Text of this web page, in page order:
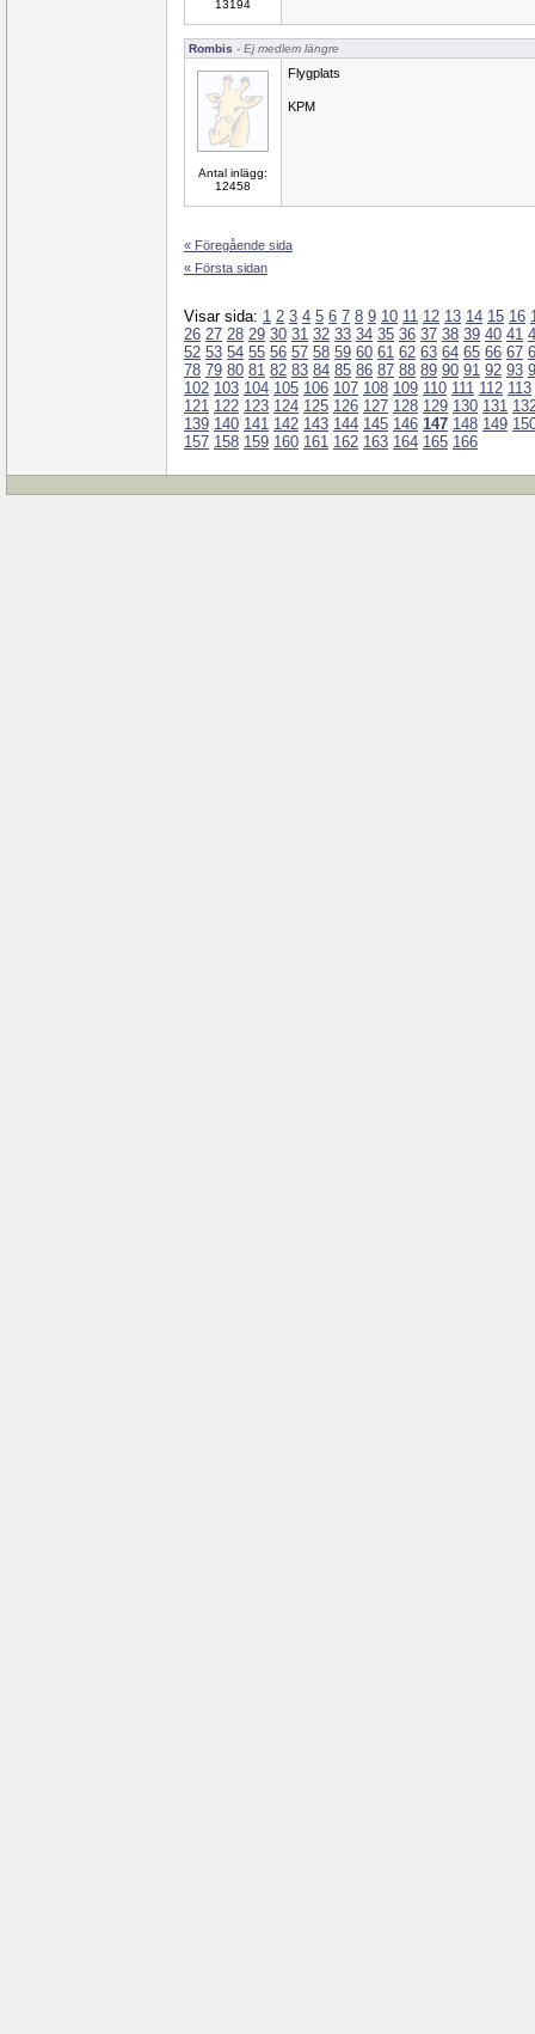
13194
Rombis - Ej medlem längre
Antal inlägg:
12458
Flygplats
KPM
« Föregående sida
« Första sidan
Visar sida: 1 2 3 4 5 6 7 8 9 10 11 12 13 14 15 16
26 27 28 29 30 31 32 33 34 35 36 37 38 39 40 41
52 53 54 55 56 57 58 59 60 61 62 63 64 65 66 67
78 79 80 81 82 83 84 85 86 87 88 89 90 91 92 93
102 103 104 105 106 107 108 109 110 111 112 113
121 122 123 124 125 126 127 128 129 130 131
139 140 141 142 143 144 145 146 147 148 149
157 158 159 160 161 162 163 164 165 166